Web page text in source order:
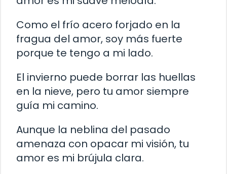
Como el frío acero forjado en la
fragua del amor, soy más fuerte
porque te tengo a mi lado.
El invierno puede borrar las huellas
en la nieve, pero tu amor siempre
guía mi camino.
Aunque la neblina del pasado
amenaza con opacar mi visión, tu
amor es mi brújula clara.